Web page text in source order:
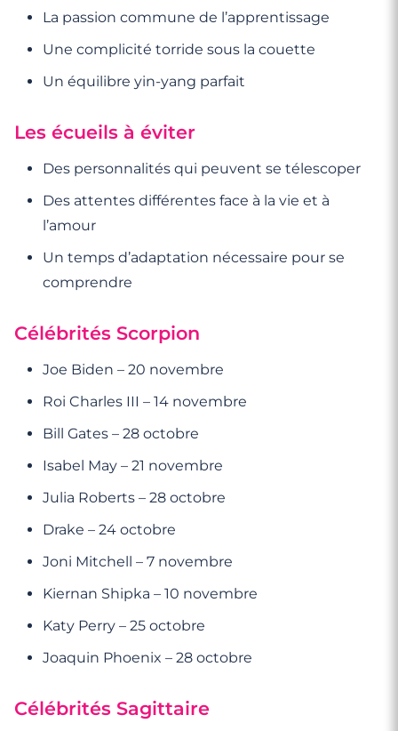
La passion commune de l’apprentissage
Une complicité torride sous la couette
Un équilibre yin-yang parfait
Les écueils à éviter
Des personnalités qui peuvent se télescoper
Des attentes différentes face à la vie et à
l’amour
Un temps d’adaptation nécessaire pour se
comprendre
Célébrités Scorpion
Joe Biden – 20 novembre
Roi Charles III – 14 novembre
Bill Gates – 28 octobre
Isabel May – 21 novembre
Julia Roberts – 28 octobre
Drake – 24 octobre
Joni Mitchell – 7 novembre
Kiernan Shipka – 10 novembre
Katy Perry – 25 octobre
Joaquin Phoenix – 28 octobre
Célébrités Sagittaire